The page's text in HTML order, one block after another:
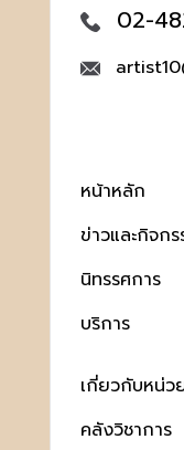
02-
หน้าหลัก
ข่าวและกิจกร
นิทรรศการ
บริการ
เกี่ยวกับหน่ว
คลังวิชาการ